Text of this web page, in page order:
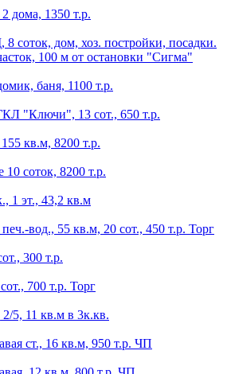
дома, 1350 т.р.
соток, дом, хоз. постройки, посадки.
100 м от остановки "Сигма"
баня, 1100 т.р.
"Ключи", 13 сот., 650 т.р.
кв.м, 8200 т.р.
соток, 8200 т.р.
1 эт., 43,2 кв.м
вод., 55 кв.м, 20 сот., 450 т.р. Торг
300 т.р.
700 т.р. Торг
5, 11 кв.м в 3к.кв.
ст., 16 кв.м, 950 т.р. ЧП